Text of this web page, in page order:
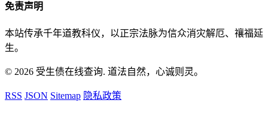
免责声明
本站传承千年道教科仪，以正宗法脉为信众消灾解厄、禳福延
生。
© 2026 受生债在线查询. 道法自然，心诚则灵。
RSS JSON Sitemap 隐私政策